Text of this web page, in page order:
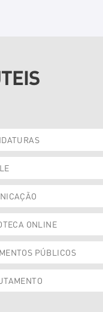
ONLINE
PÚBLICOS